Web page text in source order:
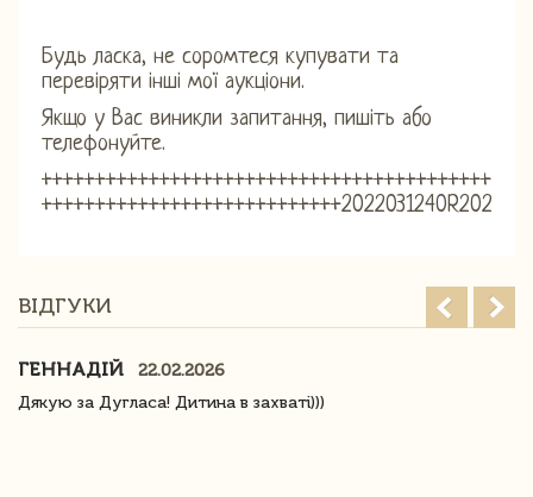
Будь ласка, не соромтеся купувати та
перевіряти інші мої аукціони.
Якщо у Вас виникли запитання, пишіть або
телефонуйте.
ВІДГУКИ
ГЕННАДІЙ
22.02.2026
Дякую за Дугласа! Дитина в захваті)))